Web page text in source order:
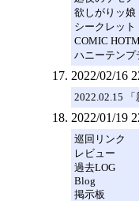
欲しがりッ娘
シークレッ
COMIC
ハニーテンプ
2022/02/16
2022.02.15
2022/01/19
巡回リンク
レビュー
過去LOG
Blog
掲示板